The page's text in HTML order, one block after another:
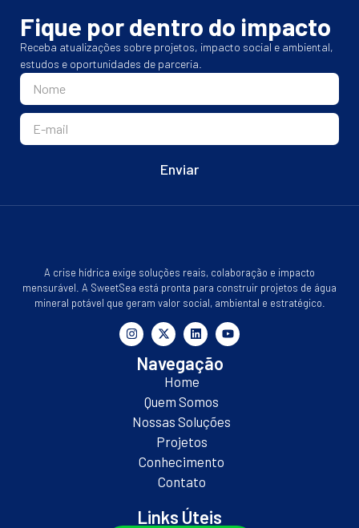
Fique por dentro do impacto
Receba atualizações sobre projetos, impacto social e ambiental,
estudos e oportunidades de parceria.
Enviar
A crise hídrica exige soluções reais, colaboração e impacto
mensurável. A SweetSea está pronta para construir projetos de água
mineral potável que geram valor social, ambiental e estratégico.
Navegação
Home
Quem Somos
Nossas Soluções
Projetos
Conhecimento
Contato
Links Úteis